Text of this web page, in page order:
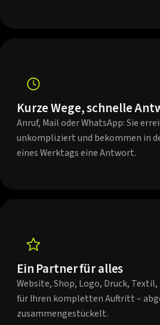
Kurze Wege, schnelle
Anruf, Mail oder WhatsApp: Sie
unkompliziert und bekommen in
eines Werktags eine Antwort.
Ein Partner für alles
Website, Shop, Logo, Druck,
für Ihren kompletten Auftritt –
zusammengestückelt.